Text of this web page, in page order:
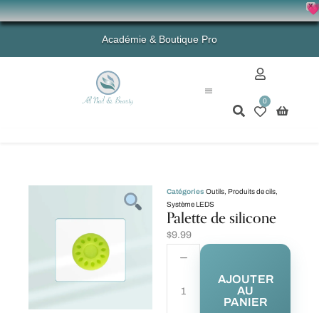
X
💗 -
Académie & Boutique Pro
0
Catégories Outils Produits de cils
Système LEDS
Palette de silicone
$9.99
AJOUTER
AU
PANIER